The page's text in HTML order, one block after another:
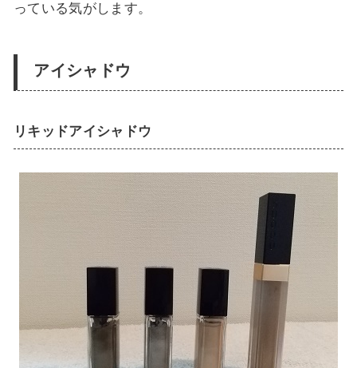
っている気がします。
アイシャドウ
リキッドアイシャドウ